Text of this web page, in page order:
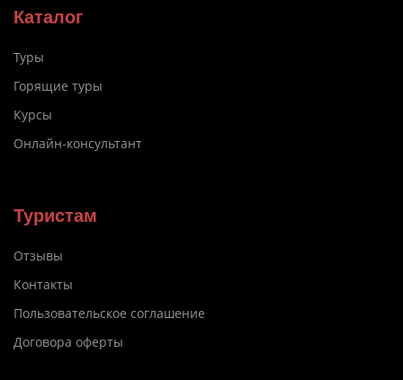
Каталог
Туры
Горящие туры
Курсы
Онлайн-консультант
Туристам
Отзывы
Контакты
Пользовательское соглашение
Договора оферты